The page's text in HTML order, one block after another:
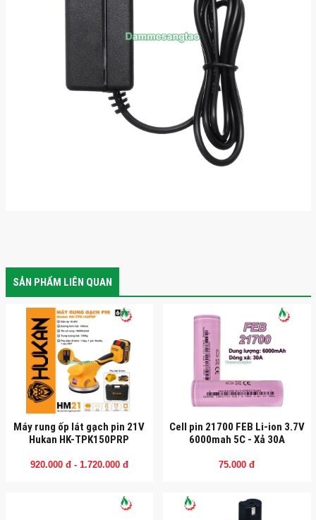
SẢN PHẨM LIÊN QUAN
Máy rung ốp lát gạch pin 21V
Hukan HK-TPK150PRP
920.000 đ - 1.720.000 đ
Cell pin 21700 FEB Li-ion 3.7V
6000mah 5C - Xả 30A
75.000 đ